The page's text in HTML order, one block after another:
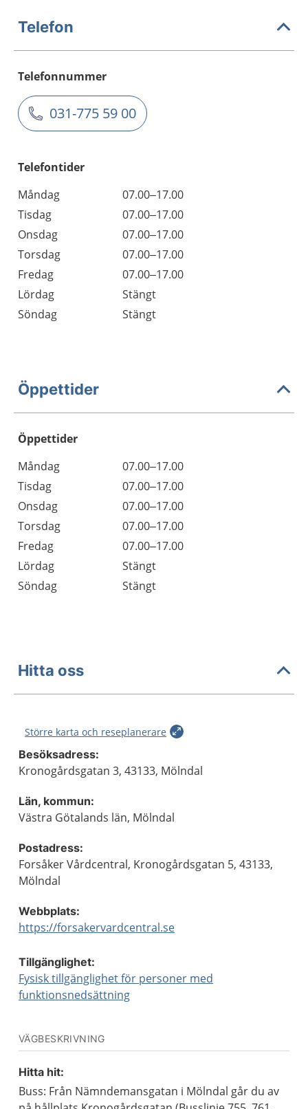
Telefon
Telefonnummer
031-775 59 00
Telefontider
Måndag
07.00–17.00
Tisdag
07.00–17.00
Onsdag
07.00–17.00
Torsdag
07.00–17.00
Fredag
07.00–17.00
Lördag
Stängt
Söndag
Stängt
Öppettider
Öppettider
Dag
Öppettider
Kommentarer
Måndag
07.00–17.00
Tisdag
07.00–17.00
Onsdag
07.00–17.00
Torsdag
07.00–17.00
Fredag
07.00–17.00
Lördag
Stängt
Söndag
Stängt
Hitta oss
Större karta och reseplanerare
Besöksadress:
Kronogårdsgatan 3, 43133, Mölndal
Län, kommun:
Västra Götalands län, Mölndal
Postadress:
Forsåker Vårdcentral, Kronogårdsgatan 5, 43133,
Mölndal
Webbplats:
https://forsakervardcentral.se
Tillgänglighet:
Fysisk tillgänglighet för personer med
funktionsnedsättning
VÄGBESKRIVNING
Hitta hit:
Buss: Från Nämndemansgatan i Mölndal går du av